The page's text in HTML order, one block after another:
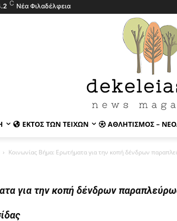
C Νέα Φιλαδέλφεια
ΕΚΤΌΣ ΤΩΝ ΤΕΙΧΏΝ ΑΘΛΗΤΙΣΜΌΣ –
Κοινωνίας Βήμα: Ερωτήματα για την κοπή δένδρων
για την κοπή δένδρων